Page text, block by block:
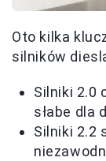
Oto kilka
silników
Silniki 2.0
słabe dla
Silniki 2.2